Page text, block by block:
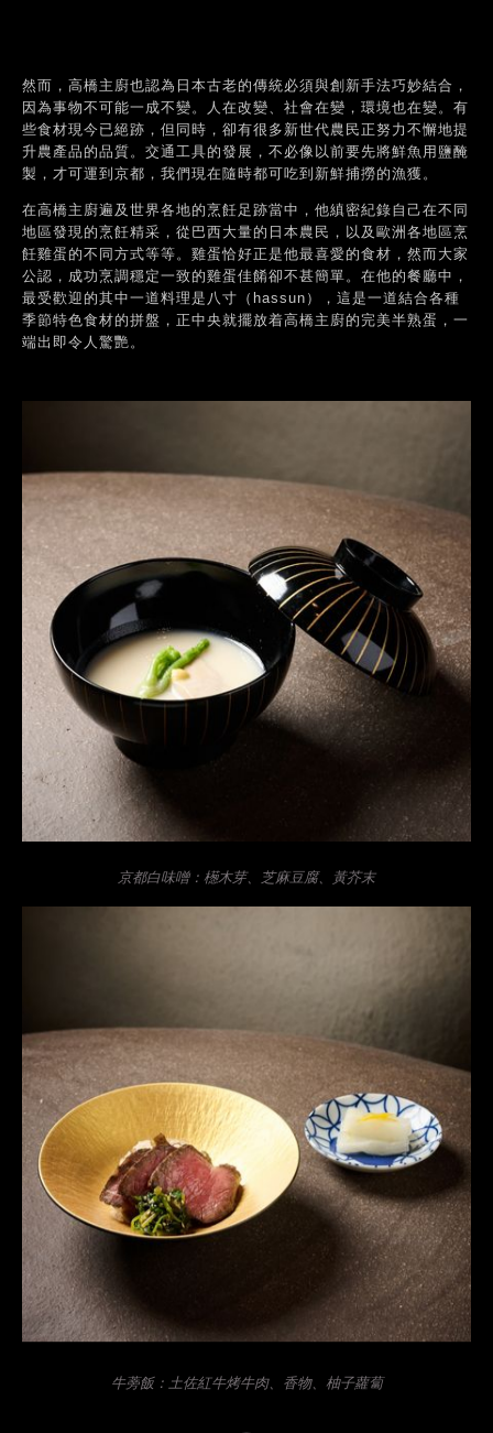
然而，高橋主廚也認為日本古老的傳統必須與創新手法巧妙結合，
因為事物不可能一成不變。人在改變、社會在變，環境也在變。有
些食材現今已絕跡，但同時，卻有很多新世代農民正努力不懈地提
升農產品的品質。交通工具的發展，不必像以前要先將鮮魚用鹽醃
製，才可運到京都，我們現在隨時都可吃到新鮮捕撈的漁獲。
在高橋主廚遍及世界各地的烹飪足跡當中，他縝密紀錄自己在不同
地區發現的烹飪精采，從巴西大量的日本農民，以及歐洲各地區烹
飪雞蛋的不同方式等等。雞蛋恰好正是他最喜愛的食材，然而大家
公認，成功烹調穩定一致的雞蛋佳餚卻不甚簡單。在他的餐廳中，
最受歡迎的其中一道料理是八寸（hassun），這是一道結合各種
季節特色食材的拼盤，正中央就擺放着高橋主廚的完美半熟蛋，一
端出即令人驚艷。
京都白味噌：檧木芽、芝麻豆腐、黃芥末
牛蒡飯：土佐紅牛烤牛肉、香物、柚子蘿蔔